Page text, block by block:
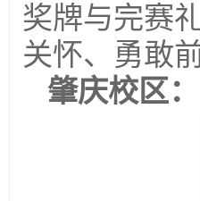
奖牌与完赛
关怀、勇敢
肇庆校区